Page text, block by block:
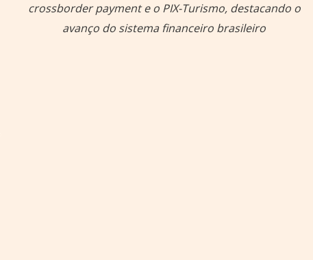
crossborder payment e o PIX-Turismo, destacando o
avanço do sistema financeiro brasileiro